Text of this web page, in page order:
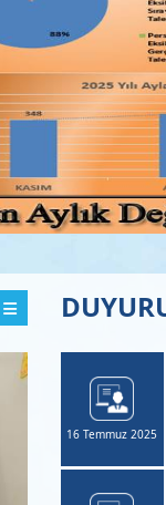
16 Temmuz 2025